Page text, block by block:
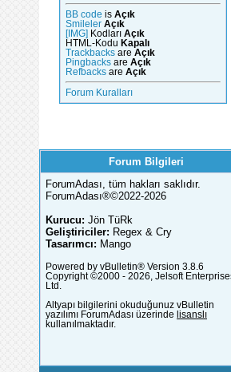
BB code is Açık
Smileler Açık
[IMG]
Kodları Açık
HTML-Kodu Kapalı
Trackbacks are Açık
Pingbacks are Açık
Refbacks are Açık
Forum Kuralları
Forum Bilgileri
ForumAdası, tüm hakları saklıdır.
ForumAdası®©2022-2026
Kurucu: Jön TüRk
Geliştiriciler: Regex & Cry
Tasarımcı: Mango
Powered by vBulletin® Version 3.8.6
Copyright ©2000 - 2026, Jelsoft
Ltd.
Altyapı bilgilerini okuduğunuz vBulletin
yazılımı ForumAdası üzerinde lisanslı
kullanılmaktadır.